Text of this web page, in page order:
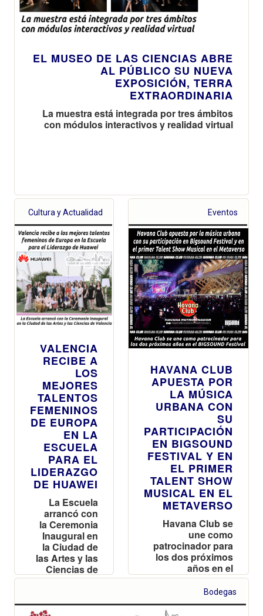
EL MUSEO DE LAS CIENCIAS ABRE
AL PÚBLICO SU NUEVA
EXPOSICIÓN, TERRA
EXTRAORDINARIA
La muestra está integrada por tres ámbitos
con módulos interactivos y realidad virtual
Cultura y Actualidad
VALENCIA
RECIBE A
LOS
MEJORES
TALENTOS
FEMENINOS
DE EUROPA
EN LA
ESCUELA
PARA EL
LIDERAZGO
DE HUAWEI
La Escuela
arrancó con
la Ceremonia
Inaugural en
la Ciudad de
las Artes y las
Ciencias de
Valencia
Eventos
HAVANA CLUB
APUESTA POR
LA MÚSICA
URBANA CON
SU
PARTICIPACIÓN
EN BIGSOUND
FESTIVAL Y EN
EL PRIMER
TALENT SHOW
MUSICAL EN EL
METAVERSO
Havana Club se
une como
patrocinador para
los dos próximos
años en el
BIGSOUND
Festival
Bodegas